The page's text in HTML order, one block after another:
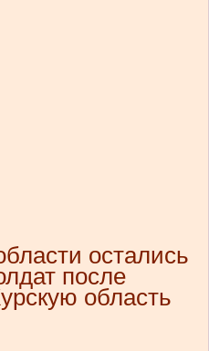
остались
после
область